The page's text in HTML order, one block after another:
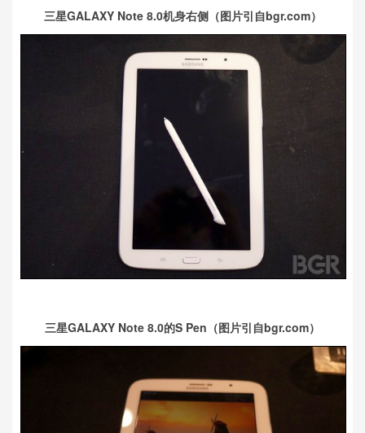
三星GALAXY Note 8.0机身右侧（图片引自bgr.com）
三星GALAXY Note 8.0的S Pen（图片引自bgr.com）